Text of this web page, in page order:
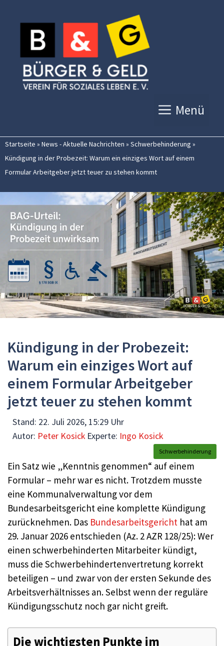
Inhalt
springen
Menü
Startseite » News - Aktuelle Nachrichten » Schwerbehinderung »
Kündigung in der Probezeit: Warum ein einziges Wort auf einem
Formular Arbeitgeber jetzt teuer zu stehen kommt
Kündigung in der Probezeit:
Warum ein einziges Wort auf
einem Formular Arbeitgeber
jetzt teuer zu stehen kommt
Stand: 22. Juli 2026, 15:29 Uhr
Autor: Peter Kosick Experte: Ingo Kosick
Schwerbehinderung
Ein Satz wie „Kenntnis genommen“ auf einem
Formular – mehr war es nicht. Trotzdem musste
eine Kommunalverwaltung vor dem
Bundesarbeitsgericht eine komplette Kündigung
zurücknehmen. Das Bundesarbeitsgericht hat am
29. Januar 2026 entschieden (Az. 2 AZR 128/25): Wer
einen schwerbehinderten Mitarbeiter kündigt,
muss die Schwerbehindertenvertretung korrekt
beteiligen – und zwar von der ersten Sekunde des
Arbeitsverhältnisses an. Selbst wenn der reguläre
Kündigungsschutz noch gar nicht greift.
Die wichtigsten Punkte im